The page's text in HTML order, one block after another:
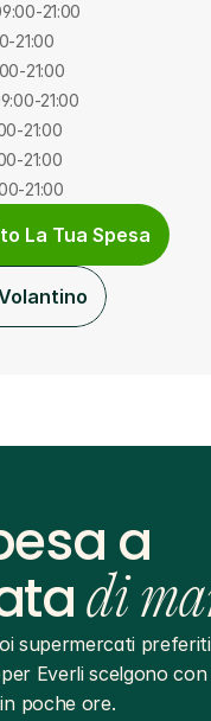
21:00
21:00
21:00
21:00
21:00
21:00
21:00
La Tua Spesa
a
di
supermercati
Everli scelgono
poche ore.